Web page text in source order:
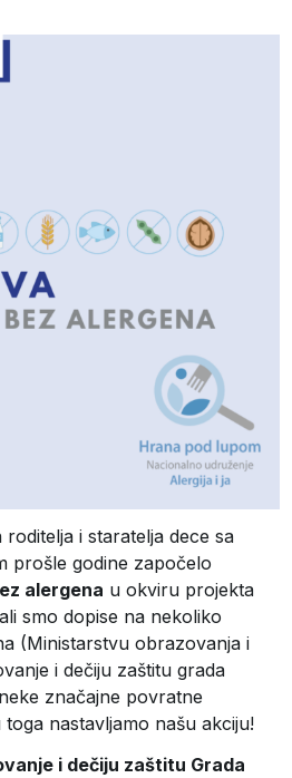
i staratelja dece sa
prošle godine započelo
alergena u okviru projekta
smo dopise na nekoliko
(Ministarstvu obrazovanja i
i dečiju zaštitu grada
značajne povratne
nastavljamo našu akciju!
i dečiju zaštitu Grada